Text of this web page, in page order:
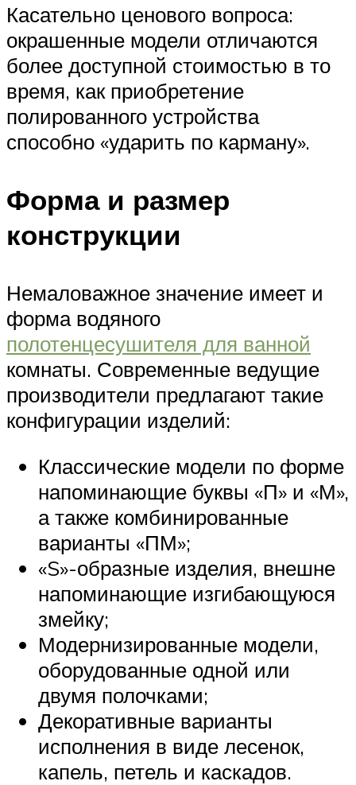
Касательно ценового вопроса:
окрашенные модели отличаются
более доступной стоимостью в то
время, как приобретение
полированного устройства
способно «ударить по карману».
Форма и размер
конструкции
Немаловажное значение имеет и
форма водяного
полотенцесушителя для ванной
комнаты. Современные ведущие
производители предлагают такие
конфигурации изделий:
Классические модели по форме
напоминающие буквы «П» и «М»,
а также комбинированные
варианты «ПМ»;
«S»-образные изделия, внешне
напоминающие изгибающуюся
змейку;
Модернизированные модели,
оборудованные одной или
двумя полочками;
Декоративные варианты
исполнения в виде лесенок,
капель, петель и каскадов.